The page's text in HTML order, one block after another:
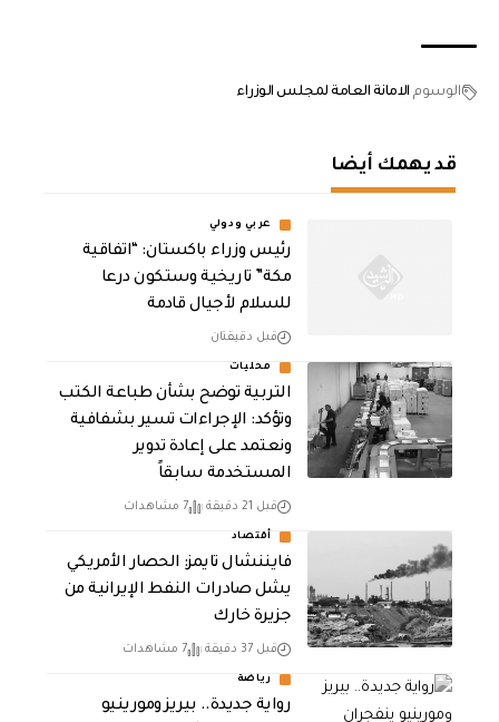
الوسوم الامانة العامة لمجلس الوزراء
قد يهمك أيضا
عربي ودولي
رئيس وزراء باكستان: “اتفاقية
مكة” تاريخية وستكون درعا
للسلام لأجيال قادمة
قبل دقيقتان
محليات
التربية توضح بشأن طباعة الكتب
وتؤكد: الإجراءات تسير بشفافية
ونعتمد على إعادة تدوير
المستخدمة سابقاً
قبل 21 دقيقة 7 مشاهدات
أقتصاد
فايننشال تايمز: الحصار الأمريكي
يشل صادرات النفط الإيرانية من
جزيرة خارك
قبل 37 دقيقة 7 مشاهدات
رياضة
رواية جديدة.. بيريز ومورينيو